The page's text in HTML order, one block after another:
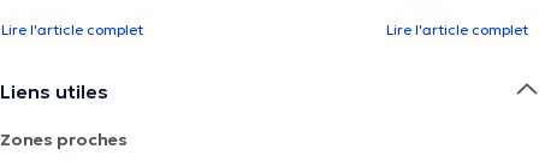
Lire l'article complet Lire l'article complet
Liens utiles
Zones proches